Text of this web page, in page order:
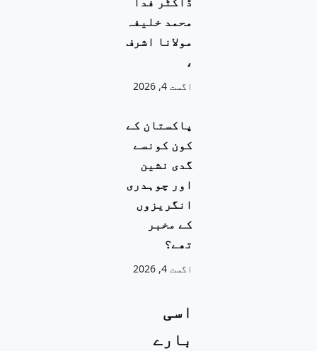
محمد خلیفہ
مولانا اشرف
،
اگست 4, 2026
پاکستان کے
کون کونسے
گدی نشین
اور چوہدری
انگریزوں
کے مخبر
تھے؟
اگست 4, 2026
اسی
بارے